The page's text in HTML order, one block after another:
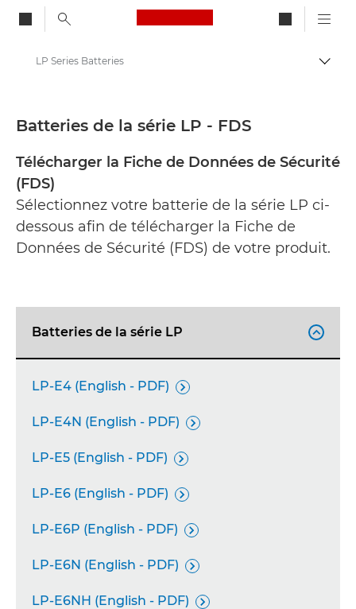
Canon Logo, back to
Fiches de données de sécurité
LP Series Batteries
Batteries de la série LP - FDS
Télécharger la Fiche de Données de Sécurité
(FDS)
Sélectionnez votre batterie de la série LP ci-
dessous afin de télécharger la Fiche de
Données de Sécurité (FDS) de votre produit.
Batteries de la série LP 
LP-E4 (English - PDF) 
LP-E4N (English - PDF) 
LP-E5 (English - PDF) 
LP-E6 (English - PDF) 
LP-E6P (English - PDF) 
LP-E6N (English - PDF) 
LP-E6NH (English - PDF) 